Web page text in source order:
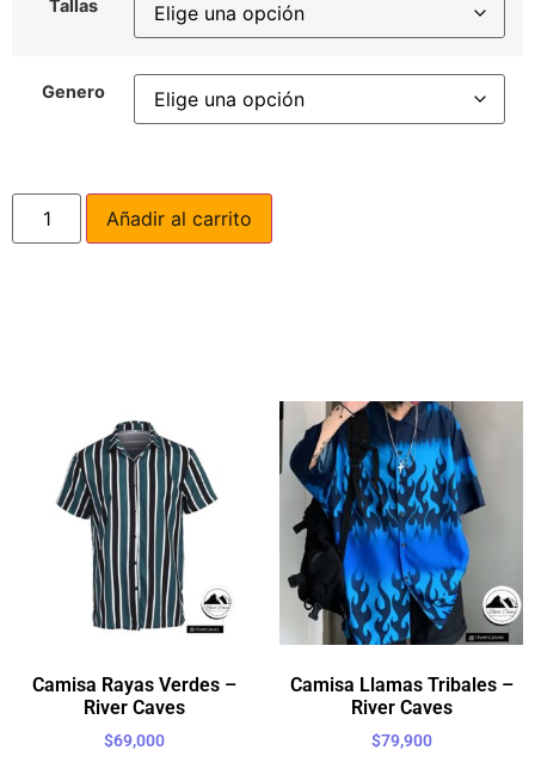
Tallas
Genero
Añadir al carrito
Camisa Rayas Verdes –
River Caves
$69,000
Camisa Llamas Tribales –
River Caves
$79,900